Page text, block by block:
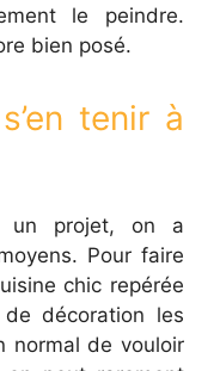
le peindre.
bien posé.
tenir à
un projet, on a
Pour faire
chic repérée
décoration les
normal de vouloir